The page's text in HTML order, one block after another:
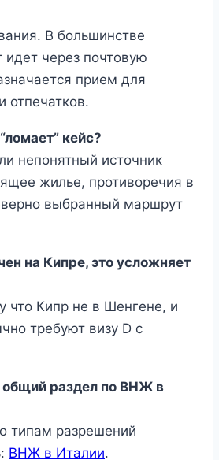
В большинстве
идет через почтовую
прием для
отпечатков.
кейс?
непонятный источник
жилье, противоречия в
выбранный маршрут
на Кипре, это усложняет
что Кипр не в Шенгене, и
требуют визу D с
общий раздел по ВНЖ в
типам разрешений
ВНЖ в Италии.